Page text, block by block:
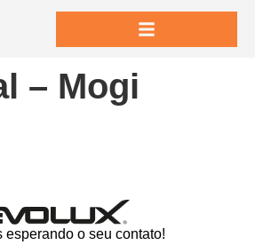
– Mogi
esperando o seu contato!